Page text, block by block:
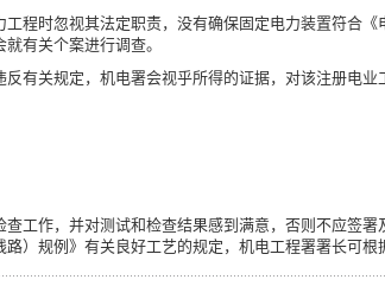
程时忽视其法定职责，没有确保固定电力装置符合
有关个案进行调查。
有关规定，机电署会视乎所得的证据，对该注册电
工作，并对测试和检查结果感到满意，否则不应签
）规例》有关良好工艺的规定，机电工程署署长可根